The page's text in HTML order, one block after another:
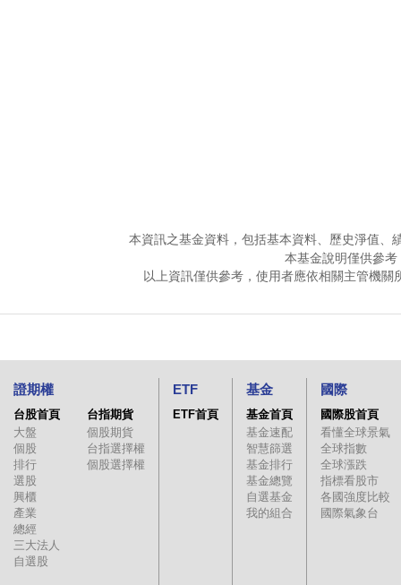
本資訊之基金資料，包括基本資料、歷史淨值、
本基金說明僅供參
以上資訊僅供參考，使用者應依相關主管機
證期權
台股首頁
大盤
個股
排行
選股
興櫃
產業
總經
三大法人
自選股
台指期貨
個股期貨
台指選擇權
個股選擇權
ETF
ETF首頁
基金
基金首頁
基金速配
智慧篩選
基金排行
基金總覽
自選基金
我的組合
國際
國際股首頁
看懂全球景氣
全球指數
全球漲跌
指標看股市
各國強度比較
國際氣象台